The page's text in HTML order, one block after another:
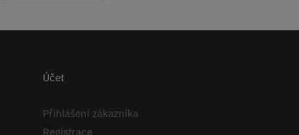
Účet
Přihlášení zákazníka
Registrace